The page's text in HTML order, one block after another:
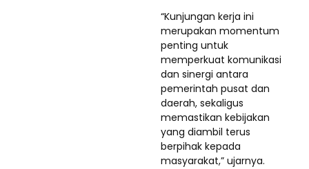
“Kunjungan kerja ini
merupakan momentum
penting untuk
memperkuat komunikasi
dan sinergi antara
pemerintah pusat dan
daerah, sekaligus
memastikan kebijakan
yang diambil terus
berpihak kepada
masyarakat,” ujarnya.